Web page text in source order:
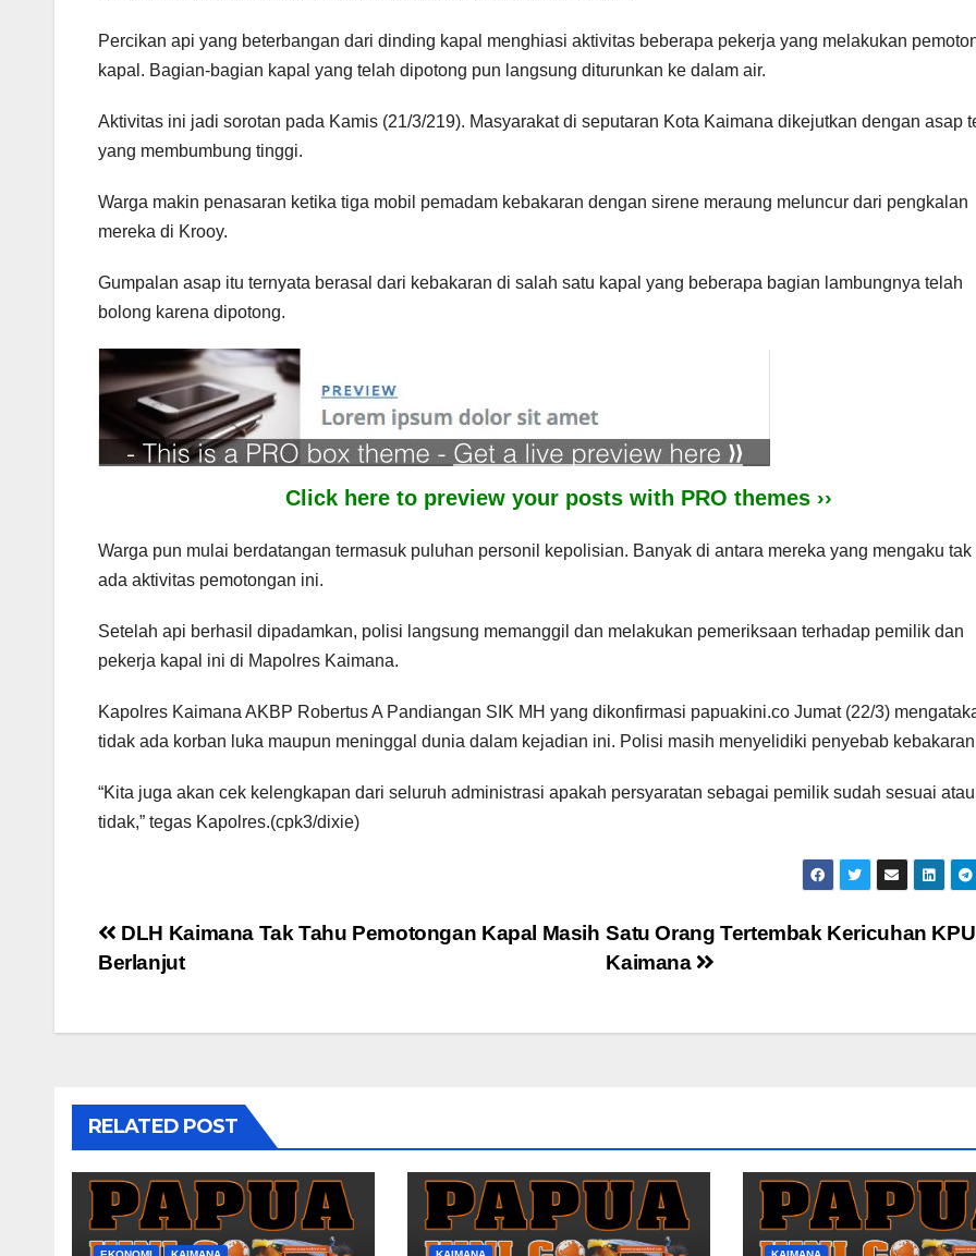
Percikan api yang beterbangan dari dinding kapal menghiasi aktivitas beberapa pekerja yang melakukan
kapal. Bagian-bagian kapal yang telah dipotong pun langsung diturunkan ke dalam air.
Aktivitas ini jadi sorotan pada Kamis (21/3/219). Masyarakat di seputaran Kota Kaimana dikejutkan dengan asap
yang membumbung tinggi.
Warga makin penasaran ketika tiga mobil pemadam kebakaran dengan sirene meraung meluncur dari pengkalan
mereka di Krooy.
Gumpalan asap itu ternyata berasal dari kebakaran di salah satu kapal yang beberapa bagian lambungnya telah
bolong karena dipotong.
Click here to preview your posts with PRO themes ››
Warga pun mulai berdatangan termasuk puluhan personil kepolisian. Banyak di antara mereka yang mengaku tak
ada aktivitas pemotongan ini.
Setelah api berhasil dipadamkan, polisi langsung memanggil dan melakukan pemeriksaan terhadap pemilik dan
pekerja kapal ini di Mapolres Kaimana.
Kapolres Kaimana AKBP Robertus A Pandiangan SIK MH yang dikonfirmasi papuakini.co Jumat (22/3)
tidak ada korban luka maupun meninggal dunia dalam kejadian ini. Polisi masih menyelidiki penyebab
“Kita juga akan cek kelengkapan dari seluruh administrasi apakah persyaratan sebagai pemilik sudah sesuai atau
tidak,” tegas Kapolres.(cpk3/dixie)
Post
navigation
Satu Orang Tertembak Kericuhan KPU
Kaimana
DLH Kaimana Tak Tahu Pemotongan Kapal Masih
Berlanjut
RELATED POST